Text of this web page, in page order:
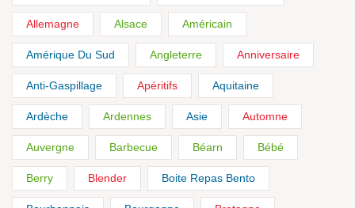
Allemagne Alsace Américain
Amérique Du Sud Angleterre Anniversaire
Anti-Gaspillage Apéritifs Aquitaine
Ardèche Ardennes Asie Automne
Auvergne Barbecue Béarn Bébé
Berry Blender Boite Repas Bento